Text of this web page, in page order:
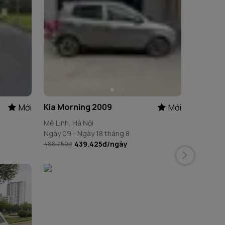
Mới Kia Morning 2009 Mới
Mê Linh, Hà Nội
Ngày 09 - Ngày 18 tháng 8
488.250đ 439.425đ/ngày
Mới